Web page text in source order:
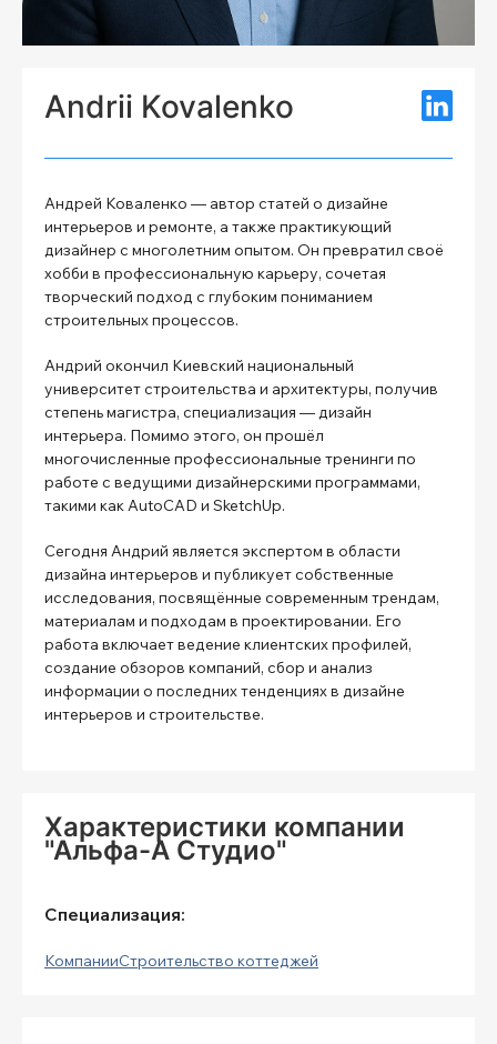
Andrii Kovalenko
Андрей Коваленко — автор статей о дизайне
интерьеров и ремонте, а также практикующий
дизайнер с многолетним опытом. Он превратил своё
хобби в профессиональную карьеру, сочетая
творческий подход с глубоким пониманием
строительных процессов.
Андрий окончил Киевский национальный
университет строительства и архитектуры, получив
степень магистра, специализация — дизайн
интерьера. Помимо этого, он прошёл
многочисленные профессиональные тренинги по
работе с ведущими дизайнерскими программами,
такими как AutoCAD и SketchUp.
Сегодня Андрий является экспертом в области
дизайна интерьеров и публикует собственные
исследования, посвящённые современным трендам,
материалам и подходам в проектировании. Его
работа включает ведение клиентских профилей,
создание обзоров компаний, сбор и анализ
информации о последних тенденциях в дизайне
интерьеров и строительстве.
Характеристики компании
"Альфа-А Студио"
Специализация:
КомпанииСтроительство коттеджей